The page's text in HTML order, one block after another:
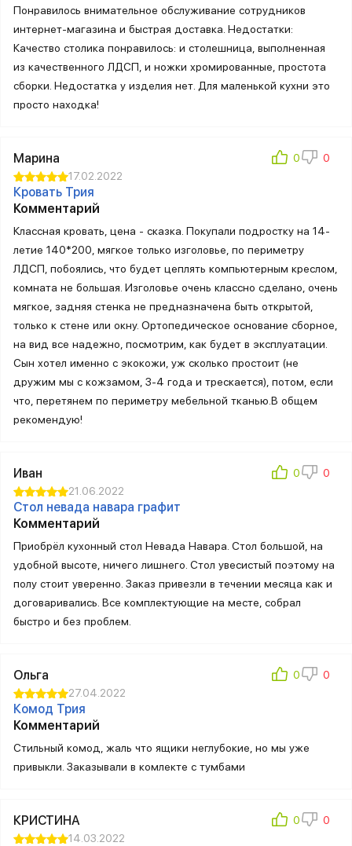
Понравилось внимательное обслуживание сотрудников
интернет-магазина и быстрая доставка. Недостатки:
Качество столика понравилось: и столешница, выполненная
из качественного ЛДСП, и ножки хромированные, простота
сборки. Недостатка у изделия нет. Для маленькой кухни это
просто находка!
Марина
17.02.2022
Кровать Трия
Комментарий
Классная кровать, цена - сказка. Покупали подростку на 14-
летие 140*200, мягкое только изголовье, по периметру
ЛДСП, побоялись, что будет цеплять компьютерным креслом,
комната не большая. Изголовье очень классно сделано, очень
мягкое, задняя стенка не предназначена быть открытой,
только к стене или окну. Ортопедическое основание сборное,
на вид все надежно, посмотрим, как будет в эксплуатации.
Сын хотел именно с экокожи, yж сколько простоит (не
дружим мы с кожзамом, 3-4 года и трескается), потом, если
что, перетянем по периметру мебельной тканью.В общем
рекомендую!
Иван
21.06.2022
Стол невада навара графит
Комментарий
Приобрёл кухонный стол Невада Навара. Стол большой, на
удобной высоте, ничего лишнего. Стол увесистый поэтому на
полу стоит уверенно. Заказ привезли в течении месяца как и
договаривались. Все комплектующие на месте, собрал
быстро и без проблем.
Ольга
27.04.2022
Комод Трия
Комментарий
Стильный комод, жаль что ящики неглубокие, но мы уже
привыкли. Заказывали в комлекте с тумбами
КРИСТИНА
14.03.2022